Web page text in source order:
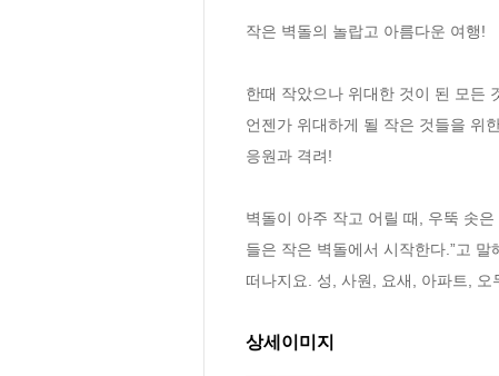
작은 벽돌의 놀랍고 아름다운 여행!
한때 작았으나 위대한 것이 된 모든
언젠가 위대하게 될 작은 것들을 위
응원과 격려!
벽돌이 아주 작고 어릴 때, 우뚝 솟
들은 작은 벽돌에서 시작한다.”고
떠나지요. 성, 사원, 요새, 아파트,
상세이미지